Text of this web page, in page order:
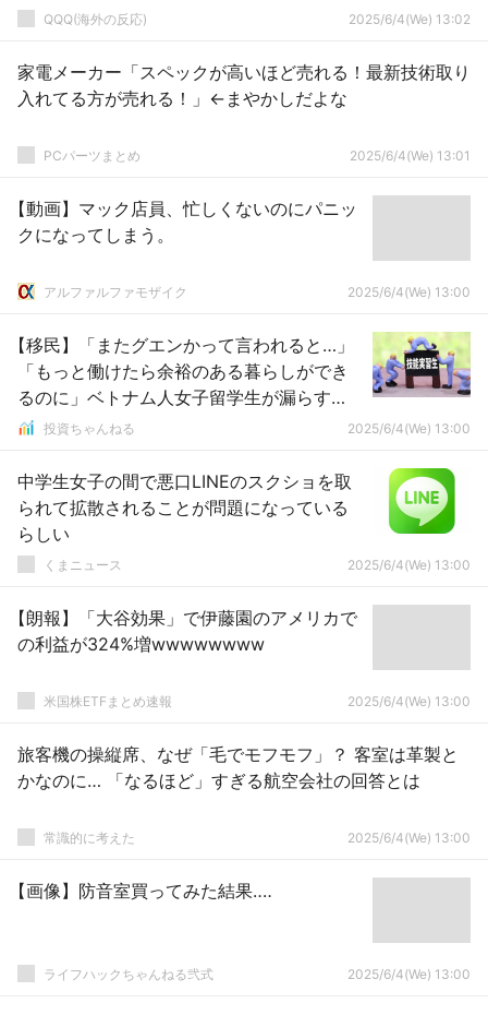
QQQ(海外の反応) 2025/6/4(We) 13:02
家電メーカー「スペックが高いほど売れる！最新技術取り
入れてる方が売れる！」←まやかしだよな
PCパーツまとめ 2025/6/4(We) 13:01
【動画】マック店員、忙しくないのにパニッ
クになってしまう。
アルファルファモザイク 2025/6/4(We) 13:00
【移民】「またグエンかって言われると…」
「もっと働けたら余裕のある暮らしができ
るのに」ベトナム人女子留学生が漏らす
「日本での暮らし」の本音
投資ちゃんねる 2025/6/4(We) 13:00
中学生女子の間で悪口LINEのスクショを取
られて拡散されることが問題になっている
らしい
くまニュース 2025/6/4(We) 13:00
【朗報】「大谷効果」で伊藤園のアメリカで
の利益が324%増wwwwwwww
米国株ETFまとめ速報 2025/6/4(We) 13:00
旅客機の操縦席、なぜ「毛でモフモフ」？ 客室は革製と
かなのに… 「なるほど」すぎる航空会社の回答とは
常識的に考えた 2025/6/4(We) 13:00
【画像】防音室買ってみた結果‥‥
ライフハックちゃんねる弐式 2025/6/4(We) 13:00